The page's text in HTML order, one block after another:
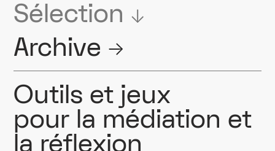
Sélection ↓
Archive →
Outils et jeux
pour la médiation et
la réflexion